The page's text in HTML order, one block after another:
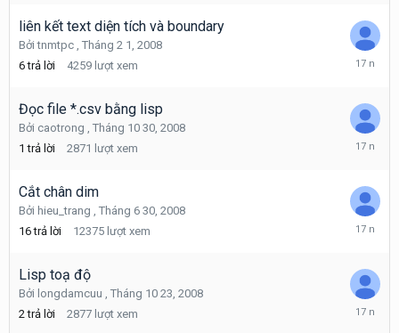
2008
liên kết text diện tích và boundary
Bởitnmtpc , Tháng 2 1, 2008
6 trả lời 4259 lượt xem
Tháng
2008
Đọc file *.csv bằng lisp
Bởi caotrong , Tháng 10 30, 2008
1 trả lời 2871 lượt xem
Tháng
2008
Cắt chân dim
Bởi hieu_trang , Tháng 6 30, 2008
16 trả lời 12375 lượt xem
Tháng
2008
Lisp toạ độ
Bởi longdamcuu , Tháng 10 23, 2008
2 trả lời 2877 lượt xem
Tháng